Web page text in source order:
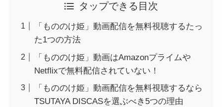
タップできる目次
「もののけ姫」動画配信を無料視聴するたっ
た1つの方法
「もののけ姫」動画はAmazonプライムや
Netflixで無料配信されていない！
「もののけ姫」動画配信を無料視聴するなら
TSUTAYA DISCASを選ぶべき5つの理由